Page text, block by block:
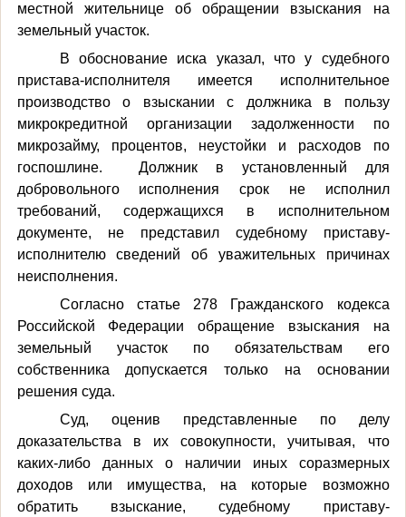
местной жительнице об обращении взыскания на
земельный участок.
В обоснование иска указал, что у судебного
пристава-исполнителя имеется исполнительное
производство о взыскании с должника в пользу
микрокредитной организации задолженности по
микрозайму, процентов, неустойки и расходов по
госпошлине. Должник в установленный для
добровольного исполнения срок не исполнил
требований, содержащихся в исполнительном
документе, не представил судебному приставу-
исполнителю сведений об уважительных причинах
неисполнения.
Согласно статье 278 Гражданского кодекса
Российской Федерации обращение взыскания на
земельный участок по обязательствам его
собственника допускается только на основании
решения суда.
Суд, оценив представленные по делу
доказательства в их совокупности,учитывая, что
каких-либо данных о наличии иных соразмерных
доходов или имущества, на которые возможно
обратить взыскание, судебному приставу-